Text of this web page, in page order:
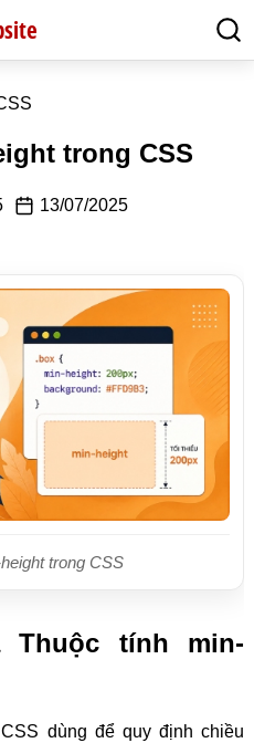
trong CSS
13/07/2025
trong CSS
Thuộc tính min-
dùng để quy định chiều